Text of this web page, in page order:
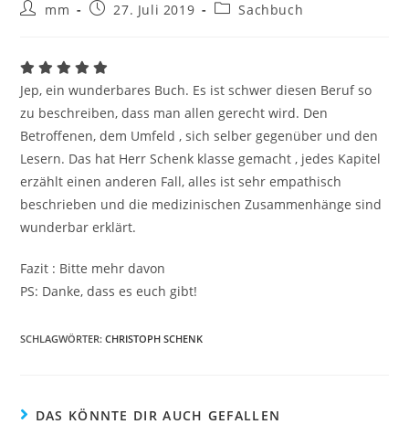
mm 27. Juli 2019 Sachbuch
Jep, ein wunderbares Buch. Es ist schwer diesen Beruf so
zu beschreiben, dass man allen gerecht wird. Den
Betroffenen, dem Umfeld , sich selber gegenüber und den
Lesern. Das hat Herr Schenk klasse gemacht , jedes Kapitel
erzählt einen anderen Fall, alles ist sehr empathisch
beschrieben und die medizinischen Zusammenhänge sind
wunderbar erklärt.
Fazit : Bitte mehr davon
PS: Danke, dass es euch gibt!
SCHLAGWÖRTER:CHRISTOPH SCHENK
DAS KÖNNTE DIR AUCH GEFALLEN